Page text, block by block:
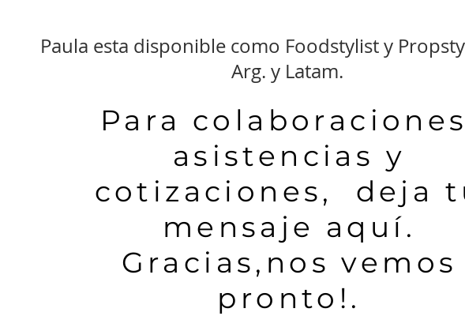
Paula esta disponible como Foodstylist y
Arg. y Latam.
Para
asistencias y
cotizaciones, deja
mensaje aquí.
Gracias,nos vemos
pronto!.